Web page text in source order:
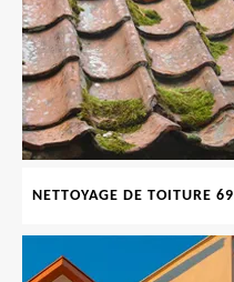
NETTOYAGE DE TOITURE 69